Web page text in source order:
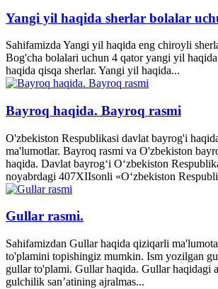
Yangi yil haqida sherlar bolalar
Sahifamizda Yangi yil haqida eng chiroyli
Bog'cha bolalari uchun 4 qator yangi yil
haqida qisqa sherlar. Yangi yil haqida...
Bayroq haqida. Bayroq rasmi
O'zbekiston Respublikasi davlat bayrog'i
ma'lumotlar. Bayroq rasmi va O'zbekiston
haqida. Davlat bayrog‘i O‘zbekiston
noyabrdagi 407­XII­sonli «O‘zbekiston
Gullar rasmi.
Sahifamizdan Gullar haqida qiziqarli
to'plamini topishingiz mumkin. Ism yozilgan
gullar to'plami. Gullar haqida. Gullar haqidagi
gulchilik san’atining ajralmas...